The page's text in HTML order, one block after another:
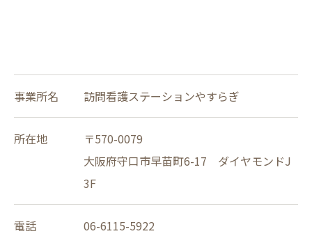
事業所名 訪問看護ステーションやすらぎ
所在地
〒570-0079
大阪府守口市早苗町6-17 ダイヤモンドJ
3F
電話 06-6115-5922